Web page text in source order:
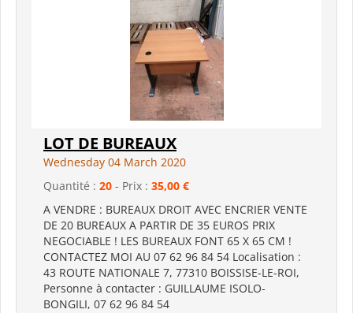
LOT DE BUREAUX
Wednesday 04 March 2020
Quantité : 20 - Prix : 35,00 €
A VENDRE : BUREAUX DROIT AVEC ENCRIER VENTE
DE 20 BUREAUX A PARTIR DE 35 EUROS PRIX
NEGOCIABLE ! LES BUREAUX FONT 65 X 65 CM !
CONTACTEZ MOI AU 07 62 96 84 54 Localisation :
43 ROUTE NATIONALE 7, 77310 BOISSISE-LE-ROI,
Personne à contacter : GUILLAUME ISOLO-
BONGILI, 07 62 96 84 54